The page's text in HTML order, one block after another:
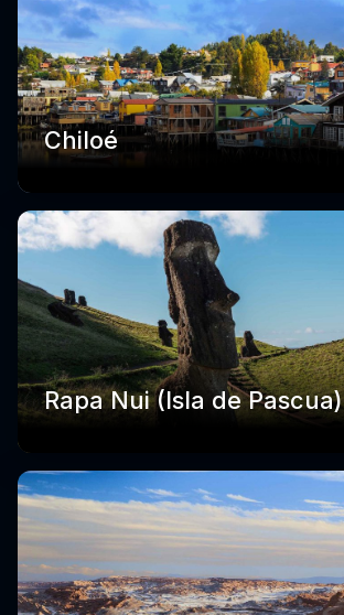
Chiloé
Rapa Nui (Isla de Pascua)